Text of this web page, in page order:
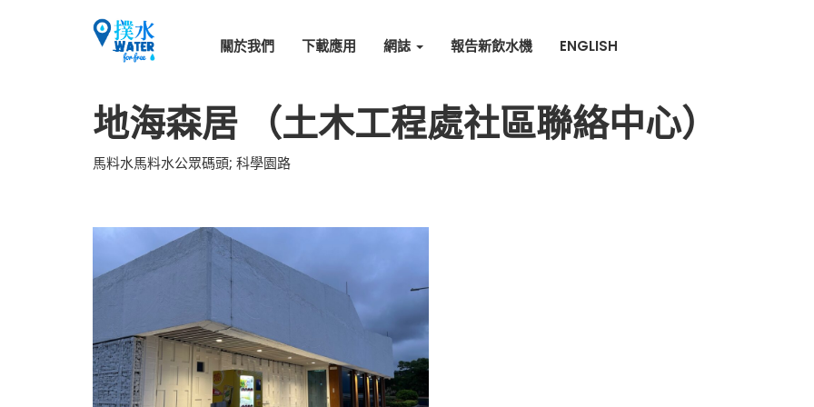
關於我們 下載應用 網誌 報告新飲水機 ENGLISH
地海森居 （土木工程處社區聯絡中心）
馬料水馬料水公眾碼頭; 科學園路